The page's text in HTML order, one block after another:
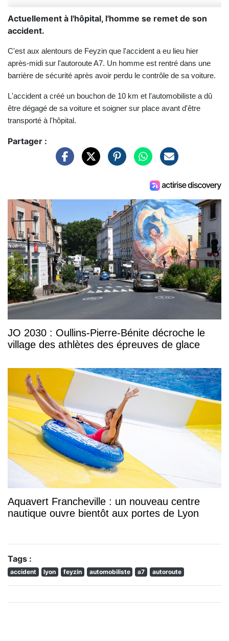
Actuellement à l'hôpital, l'homme se remet de son
accident.
C'est aux alentours de Feyzin que l'accident a eu lieu hier
après-midi sur l'autoroute A7. Un homme est rentré dans une
barrière de sécurité après avoir perdu le contrôle de sa voiture.
L'accident a créé un bouchon de 10 km et l'automobiliste a dû
être dégagé de sa voiture et soigner sur place avant d'être
transporté à l'hôpital.
Partager :
JO 2030 : Oullins-Pierre-Bénite décroche le
village des athlètes des épreuves de glace
Aquavert Francheville : un nouveau centre
nautique ouvre bientôt aux portes de Lyon
Tags :
accident lyon feyzin automobiliste a7 autoroute